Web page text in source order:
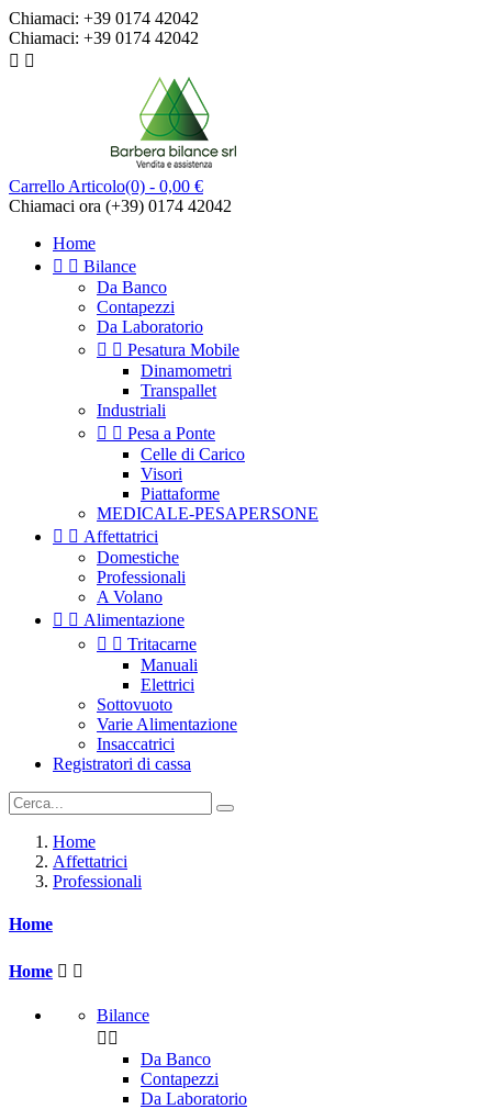
Chiamaci: +39 0174 42042
Chiamaci: +39 0174 42042
 
Carrello Articolo(0) - 0,00 €
Chiamaci ora (+39) 0174 42042
Home
  Bilance
Da Banco
Contapezzi
Da Laboratorio
  Pesatura Mobile
Dinamometri
Transpallet
Industriali
  Pesa a Ponte
Celle di Carico
Visori
Piattaforme
MEDICALE-PESAPERSONE
  Affettatrici
Domestiche
Professionali
A Volano
  Alimentazione
  Tritacarne
Manuali
Elettrici
Sottovuoto
Varie Alimentazione
Insaccatrici
Registratori di cassa
Home
Affettatrici
Professionali
Home
Home  
Bilance
 
Da Banco
Contapezzi
Da Laboratorio